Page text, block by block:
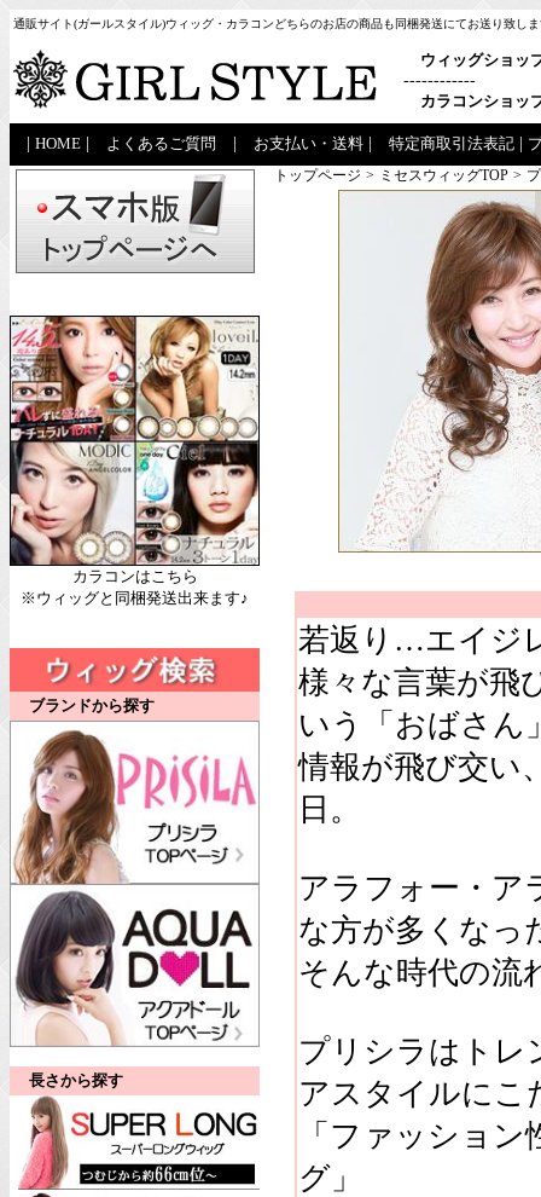
通販サイト(ガールスタイル)ウィッグ・カラコンどちらのお店の商品も同梱発送にてお送り致し
ウィッグショッ
------------
カラコンショッ
HOME よくあるご質問 お支払い・送料 特定商取引法表記
カラコンはこちら
※ウィッグと同梱発送出来ます♪
ブランドから探す
長さから探す
トップページ > ミセスウィッグTOP >
若返り…エイジ
様々な言葉が飛
いう「おばさん
情報が飛び交い
日。
アラフォー・ア
な方が多くなっ
そんな時代の流
プリシラはトレ
アスタイルにこ
「ファッショ
グ」